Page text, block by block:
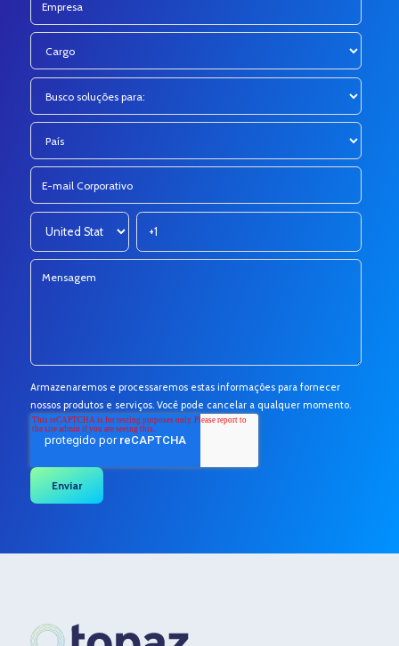
Armazenaremos e processaremos estas informações para fornecer
nossos produtos e serviços. Você pode cancelar a qualquer momento.